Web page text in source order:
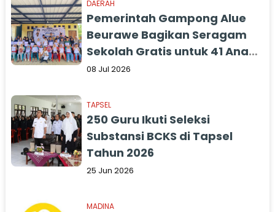
DAERAH
Pemerintah Gampong Alue
Beurawe Bagikan Seragam
Sekolah Gratis untuk 41 Anak
Yatim dan Piatu
08 Jul 2026
TAPSEL
250 Guru Ikuti Seleksi
Substansi BCKS di Tapsel
Tahun 2026
25 Jun 2026
MADINA